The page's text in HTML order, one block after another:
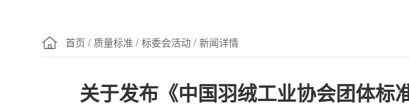
首页 / 质量标准 / 标委会活动 / 新闻详情
关于发布《中国羽绒工业协会团体标